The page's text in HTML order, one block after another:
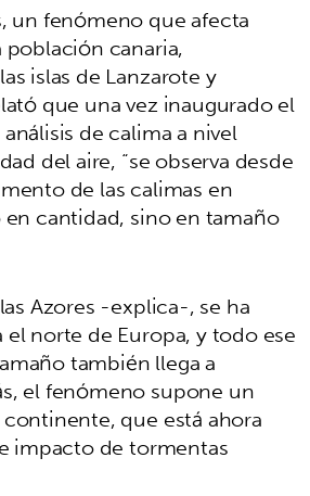
un fenómeno que afecta
población canaria,
islas de Lanzarote y
que una vez inaugurado el
de calima a nivel
del aire, “se observa desde
de las calimas en
en cantidad, sino en tamaño
Azores -explica-, se ha
norte de Europa, y todo ese
también llega a
el fenómeno supone un
que está ahora
impacto de tormentas